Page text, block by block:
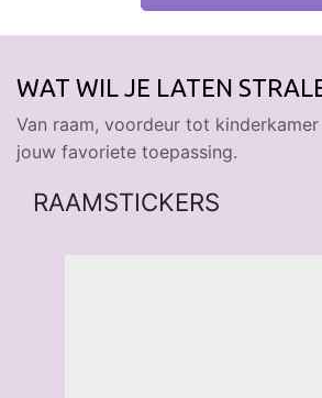
op
productpagina
WAT WIL JE LATEN
Van raam, voordeur tot
jouw favoriete toepassing.
RAAMSTICKERS